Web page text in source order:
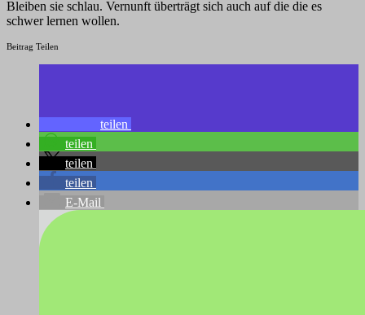
Bleiben sie schlau. Vernunft überträgt sich auch auf die die es
schwer lernen wollen.
Beitrag Teilen
teilen
teilen
teilen
teilen
E-Mail